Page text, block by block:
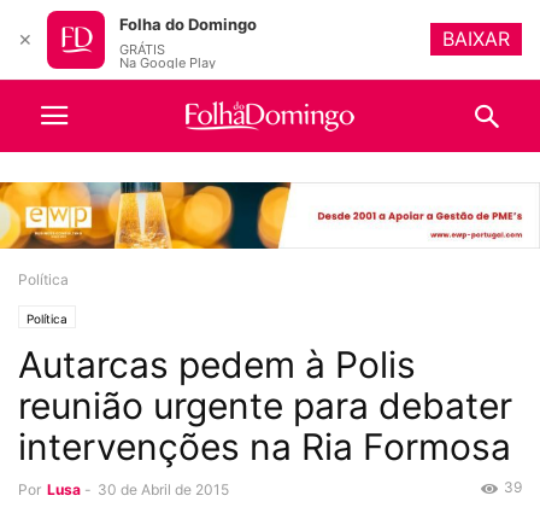
Política
Política
Autarcas pedem à Polis
reunião urgente para debater
intervenções na Ria Formosa
Por Lusa - 30 de Abril de 2015 39
✕
Folha do Domingo
GRÁTIS
Na Google Play
BAIXAR